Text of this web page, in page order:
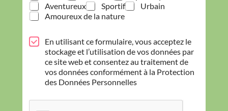
Aventureux
Sportif
Urbain
Amoureux de la nature
P
t
En utilisant ce formulaire, vous acceptez le
stockage et l’utilisation de vos données par
ce site web et consentez au traitement de
vos données conformément à la Protection
des Données Personnelles